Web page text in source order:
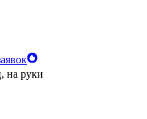
на руки